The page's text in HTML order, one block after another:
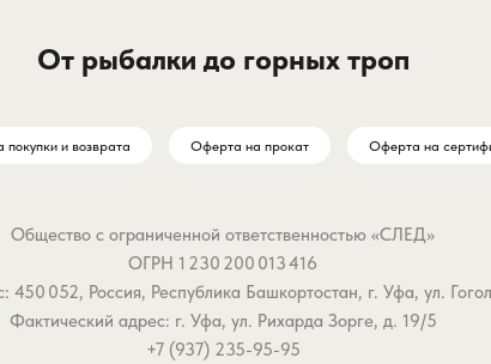
От рыбалки до горных троп
покупки и возврата Оферта на прокат Оферта на
Общество с ограниченной ответственностью «СЛЕД»
ОГРН 1 230 200 013 416
052, Россия, Республика Башкортостан, г. Уфа, ул.
Фактический адрес: г. Уфа, ул. Рихарда Зорге, д. 19/5
+7 (937) 235-95-95